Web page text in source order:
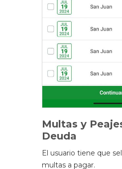
Multas y
Deuda
El usuario tiene que
multas a pagar.